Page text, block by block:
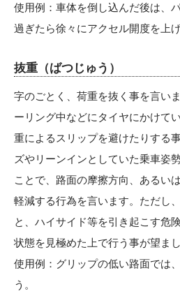
使用例：車体を倒し込んだ後は、
過ぎたら徐々にアクセル開度を上げ
抜重（ばつじゅう）
字のごとく、荷重を抜く事を言い
ーリング中などにタイヤにかけて
重によるスリップを避けたりする
ズやリーンインとしていた乗車姿
ことで、路面の摩擦方向、あるい
軽減する行為を言います。ただし
と、ハイサイド等を引き起こす危
状態を見極めた上で行う事が望まし
使用例：グリップの低い路面では
う。